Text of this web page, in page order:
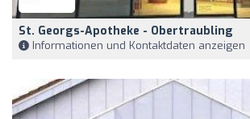
St. Georgs-Apotheke - Obertraubling
Informationen und Kontaktdaten anzeigen